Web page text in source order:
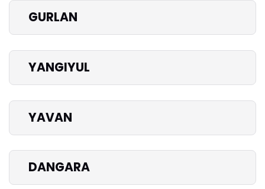
GURLAN
YANGIYUL
YAVAN
DANGARA